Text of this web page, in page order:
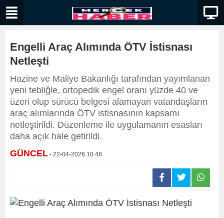
Engelli Araç Alımında ÖTV İstisnası
Netleşti
Hazine ve Maliye Bakanlığı tarafından yayımlanan
yeni tebliğle, ortopedik engel oranı yüzde 40 ve
üzeri olup sürücü belgesi alamayan vatandaşların
araç alımlarında ÖTV istisnasının kapsamı
netleştirildi. Düzenleme ile uygulamanın esasları
daha açık hale getirildi.
GÜNCEL - 22-04-2026 10:48